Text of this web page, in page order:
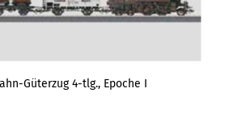
Güterzug 4-tlg., Epoche I